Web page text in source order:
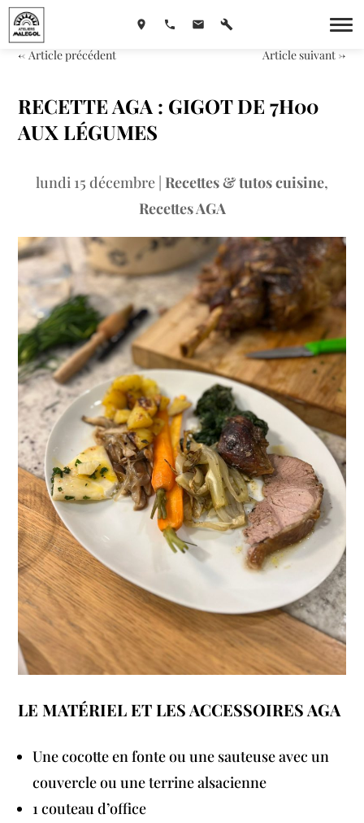
←Article précédent Article suivant→
RECETTE AGA : GIGOT DE 7H00
AUX LÉGUMES
lundi 15 décembre | Recettes & tutos cuisine,
Recettes AGA
LE MATÉRIEL ET LES ACCESSOIRES AGA
Une cocotte en fonte ou une sauteuse avec un
couvercle ou une terrine alsacienne
1 couteau d’office